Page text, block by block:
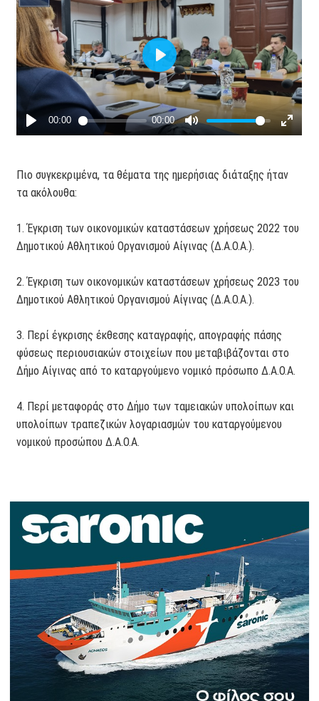
Πιο συγκεκριμένα, τα θέματα της ημερήσιας διάταξης ήταν
τα ακόλουθα:
1. Έγκριση των οικονομικών καταστάσεων χρήσεως 2022 του
Δημοτικού Αθλητικού Οργανισμού Αίγινας (Δ.Α.Ο.Α.).
2. Έγκριση των οικονομικών καταστάσεων χρήσεως 2023 του
Δημοτικού Αθλητικού Οργανισμού Αίγινας (Δ.Α.Ο.Α.).
3. Περί έγκρισης έκθεσης καταγραφής, απογραφής πάσης
φύσεως περιουσιακών στοιχείων που μεταβιβάζονται στο
Δήμο Αίγινας από το καταργούμενο νομικό πρόσωπο Δ.Α.Ο.Α.
4. Περί μεταφοράς στο Δήμο των ταμειακών υπολοίπων και
υπολοίπων τραπεζικών λογαριασμών του καταργούμενου
νομικού προσώπου Δ.Α.Ο.Α.